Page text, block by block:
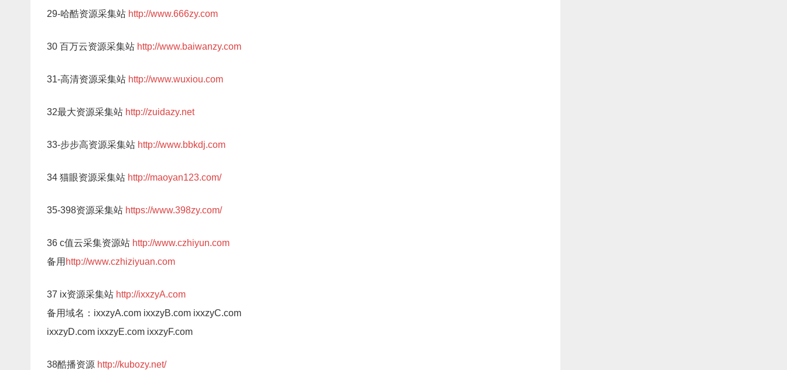
29-哈酷资源采集站 http://www.666zy.com
30 百万云资源采集站 http://www.baiwanzy.com
31-高清资源采集站 http://www.wuxiou.com
32最大资源采集站 http://zuidazy.net
33-步步高资源采集站 http://www.bbkdj.com
34 猫眼资源采集站 http://maoyan123.com/
35-398资源采集站 https://www.398zy.com/
36 c值云采集资源站 http://www.czhiyun.com
备用 http://www.czhiziyuan.com
37 ix资源采集站 http://ixxzyA.com
备用域名：ixxzyA.com ixxzyB.com ixxzyC.com
ixxzyD.com ixxzyE.com ixxzyF.com
38酷播资源 http://kubozy.net/